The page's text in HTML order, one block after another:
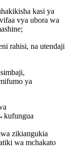
kasi ya
vya ubora wa
rahisi, na utendaji
ya
zikiangukia
wa mchakato